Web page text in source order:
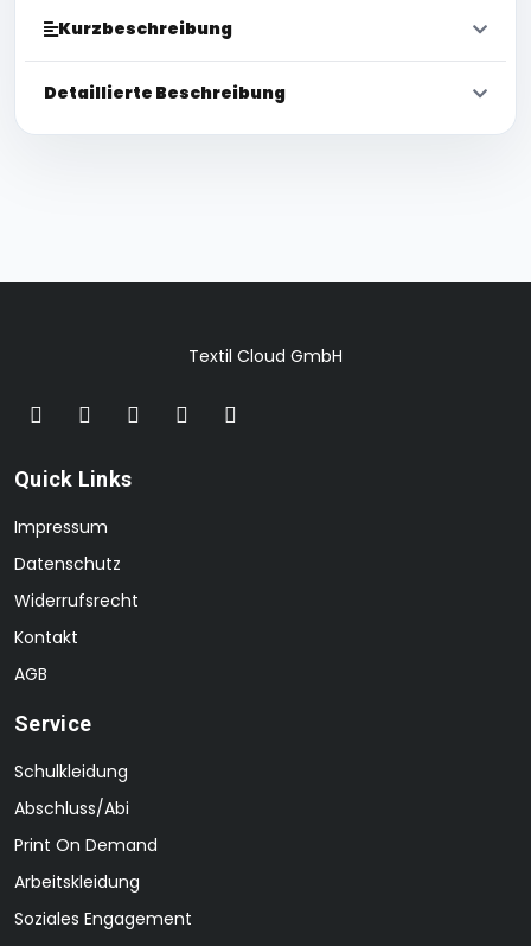
Kurzbeschreibung
Detaillierte Beschreibung
Textil Cloud GmbH
Quick Links
Impressum
Datenschutz
Widerrufsrecht
Kontakt
AGB
Service
Schulkleidung
Abschluss/Abi
Print On Demand
Arbeitskleidung
Soziales Engagement